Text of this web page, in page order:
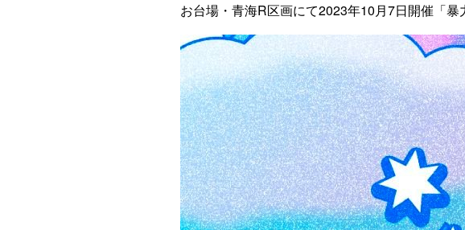
お台場・青海R区画にて2023年10月7日開催「暴